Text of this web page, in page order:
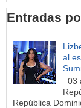
Entradas
al
03
República